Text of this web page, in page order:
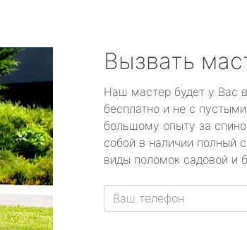
Вызвать
Наш мастер будет у Вас
бесплатно и не с
большому опыту за
собой в наличии полный
виды поломок садовой и